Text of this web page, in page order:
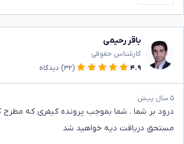
باقر رحیمی
کارشناس حقوقی
۴.۹
(۳۲) دیدگاه
۵ سال پیش
درود بر شما . شما بموجب پرونده کیفری که مطرح
مستحق دریافت دیه خواهید شد